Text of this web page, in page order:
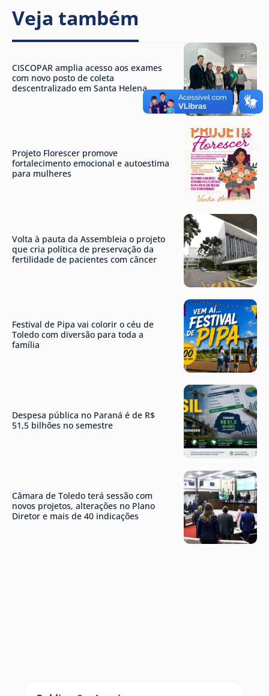
Veja também
CISCOPAR amplia acesso aos exames
com novo posto de coleta
descentralizado em Santa Helena
Projeto Florescer promove
fortalecimento emocional e autoestima
para mulheres
Volta à pauta da Assembleia o projeto
que cria política de preservação da
fertilidade de pacientes com câncer
Festival de Pipa vai colorir o céu de
Toledo com diversão para toda a
família
Despesa pública no Paraná é de R$
51,5 bilhões no semestre
Câmara de Toledo terá sessão com
novos projetos, alterações no Plano
Diretor e mais de 40 indicações